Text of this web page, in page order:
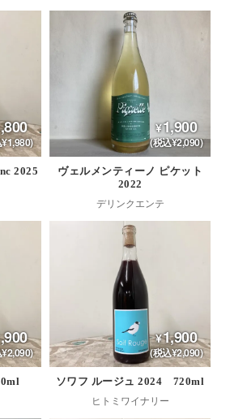
2025
1,900
(税込¥2,090)
ヴェルメンティーノ ピケット
2022
デリンクエンテ
1,900
(税込¥2,090)
ソワフ ルージュ 2024 720ml
ヒトミワイナリー